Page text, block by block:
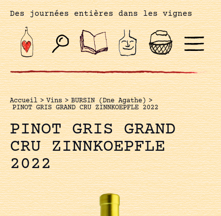
Des journées entières dans les vignes
Accueil > Vins > BURSIN (Dne Agathe) >
PINOT GRIS GRAND CRU ZINNKOEPFLE 2022
PINOT GRIS GRAND
CRU ZINNKOEPFLE
2022